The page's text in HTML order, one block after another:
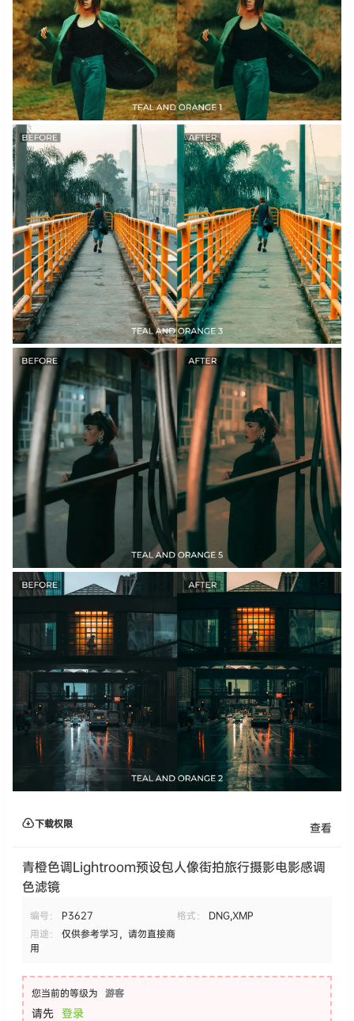
下载权限 查看
青橙色调Lightroom预设包人像街拍旅行摄影电影感调
色滤镜
编号： P3627 格式：
DNG,XMP
用途：
仅供参考学习，请勿直接商
用
您当前的等级为 游客
请先 登录